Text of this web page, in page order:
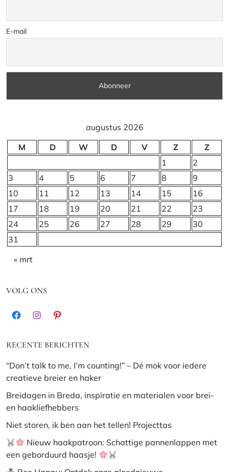
E-mail
augustus 2026
M
D W D V Z
Z
1
2
3
4 5 6 7 8
9
10
11 12 13 14 15
16
17
18 19 20 21 22
23
24
25 26 27 28 29
30
31
« mrt
VOLG ONS
FacebookInstagramPinterest
RECENTE BERICHTEN
“Don’t talk to me, I’m counting!” – Dé mok voor iedere
creatieve breier en haker
Breidagen in Breda, inspiratie en materialen voor brei-
en haakliefhebbers
Niet storen, ik ben aan het tellen! Projecttas
Nieuw haakpatroon: Schattige pannenlappen met
een geborduurd haasje!